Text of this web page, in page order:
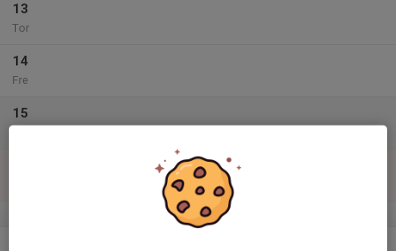
13
Tor
14
Fre
15
v.34